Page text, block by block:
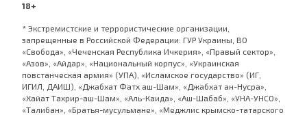
18+
* Экстремистские и террористические организации,
запрещенные в Российской Федерации: ГУР Украины, ВО
«Свобода», «Чеченская Республика Ичкерия», «Правый сектор»,
«Азов», «Айдар», «Национальный корпус», «Украинская
повстанческая армия» (УПА), «Исламское государство» (ИГ,
ИГИЛ, ДАИШ), «Джабхат Фатх аш-Шам», «Джабхат ан-Нусра»,
«Хайат Тахрир-аш-Шам», «Аль-Каида», «Аш-Шабаб», «УНА-УНСО»,
«Талибан», «Братья-мусульмане», «Меджлис крымско-татарского